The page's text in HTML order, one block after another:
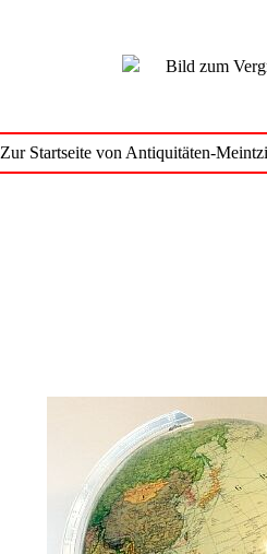
Bild zum
Zur Startseite von Antiquitäten-